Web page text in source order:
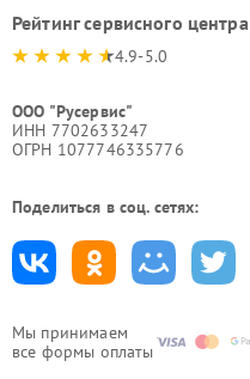
Мы принимаем
все формы оплаты
Рейтинг сервисного центра
4.9-5.0
ООО "Русервис"
ИНН 7702633247
ОГРН 1077746335776
Поделиться в соц. сетях: